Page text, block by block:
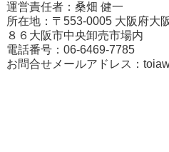
運営責任者：桑畑 健一
所在地：〒553-0005 大阪府大
８６大阪市中央卸売市場内
電話番号：06-6469-7785
お問合せメールアドレス：